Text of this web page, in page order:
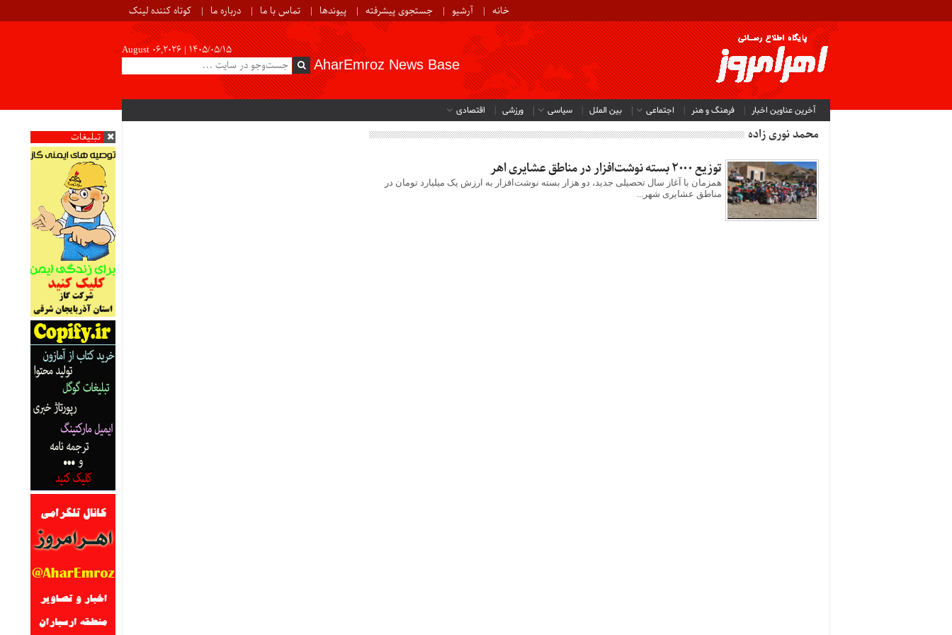
خانه آرشیو جستجوی پیشرفته پیوندها تماس با ما درباره ما کوتاه کننده لینک
August 06,2026 | ۱۴۰۵/۰۵/۱۵
AharEmroz News Base
آخرین عناوین اخبار فرهنگ و هنر اجتماعی بین الملل سیاسی ورزشی اقتصادی
تبلیغات محمد نوری زاده
توزیع ۲۰۰۰ بسته نوشت‌افزار در مناطق عشایری اهر
همزمان با آغاز سال تحصیلی جدید، دو هزار بسته نوشت‌افزار به ارزش یک میلیارد تومان در
مناطق عشایری شهر...